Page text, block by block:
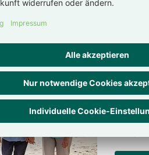
–
Gehört